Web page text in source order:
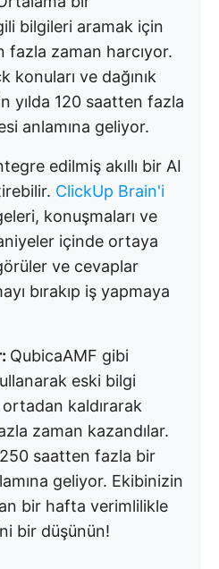
bilgileri aramak için
fazla zaman harcıyor.
konuları ve dağınık
yılda 120 saatten fazla
anlamına geliyor.
edilmiş akıllı bir AI
ClickUp Brain'i
konuşmaları ve
içinde ortaya
ve cevaplar
bırakıp iş yapmaya
QubicaAMF gibi
eski bilgi
kaldırarak
zaman kazandılar.
250 saatten fazla bir
geliyor. Ekibinizin
bir hafta verimlilikle
bir düşünün!